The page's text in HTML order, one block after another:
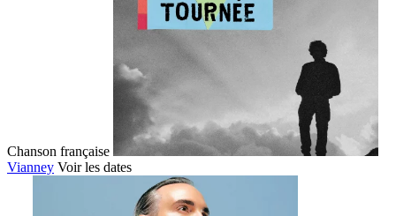
Chanson française
Vianney Voir les dates